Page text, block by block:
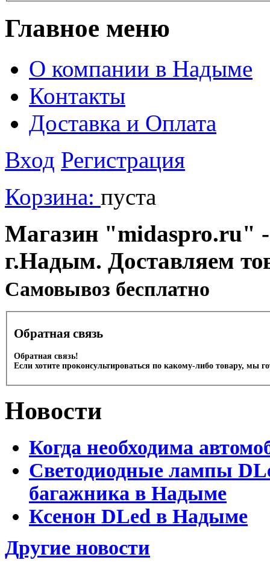
Главное меню
О компании в Надыме
Контакты
Доставка и Оплата
Вход Регистрация
Корзина: пуста
Магазин "midaspro.ru" -
г.Надым. Доставляем
Cамовывоз бесплатно
Обратная связь
Обратная связь!
Если хотите проконсультироваться по какому-либо товару, мы
Новости
Когда необходима
Светодиодные лампы
багажника в Надыме
Ксенон DLed в Надыме
Другие новости